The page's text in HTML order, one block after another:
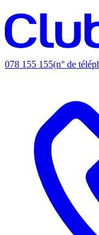
078 155 155(n° de